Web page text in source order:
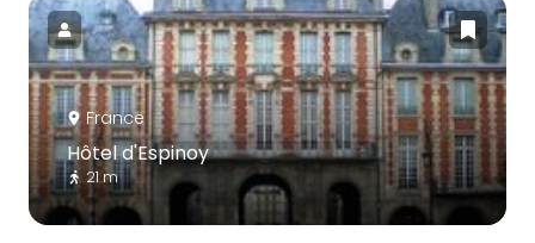
France
Hôtel d'Espinoy
21 m